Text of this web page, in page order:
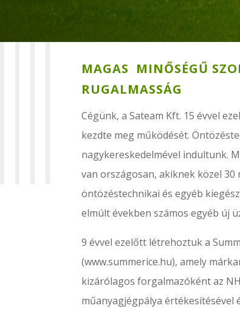
MAGAS MINŐSÉGŰ
RUGALMASSÁG
Cégünk, a Sateam Kft. 15 évvel
kezdte meg működését.
nagykereskedelmével indultunk.
van országosan, akiknek közel
öntözéstechnikai és egyéb
elmúlt években számos egyéb új
9 évvel ezelőtt létrehoztuk a
(www.summerice.hu), amely
kizárólagos forgalmazóként az
műanyagjégpálya értékesítésével